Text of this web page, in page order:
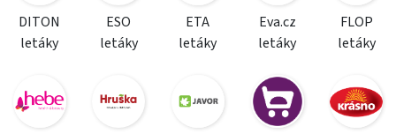
DITON
letáky
ESO
letáky
ETA
letáky
Eva.cz
letáky
FLOP
letáky